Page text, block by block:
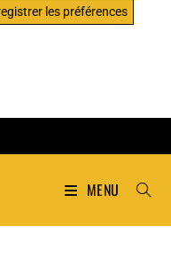
les préférences
MENU